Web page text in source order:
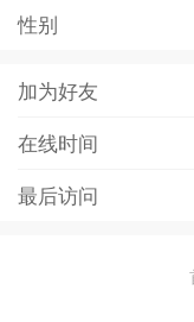
性别
加为好友
在线时间
最后访问